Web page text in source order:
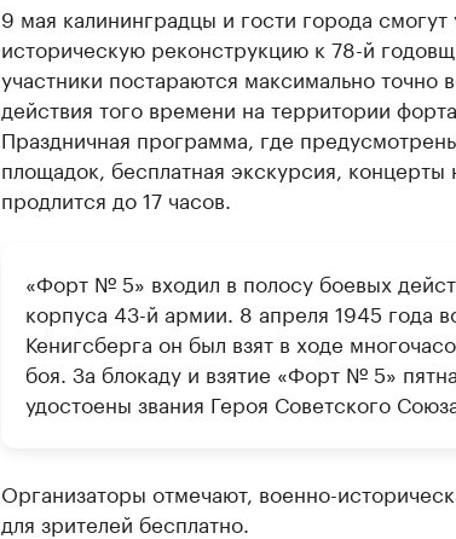
9 мая калининградцы и гости города смогут
историческую реконструкцию к 78-й
участники постараются максимально точно
действия того времени на территории
Праздничная программа, где
площадок, бесплатная экскурсия, концерты
продлится до 17 часов.
«Форт № 5» входил в полосу боевых
корпуса 43-й армии. 8 апреля 1945 года
Кенигсберга он был взят в ходе
боя. За блокаду и взятие «Форт № 5»
удостоены звания Героя Советского
Организаторы отмечают, военно-
для зрителей бесплатно.